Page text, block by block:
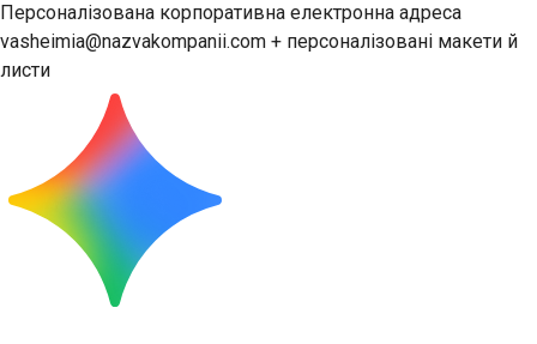
Персоналізована корпоративна електронна адреса
vasheimia@nazvakompanii.com + персоналізовані макети й
листи